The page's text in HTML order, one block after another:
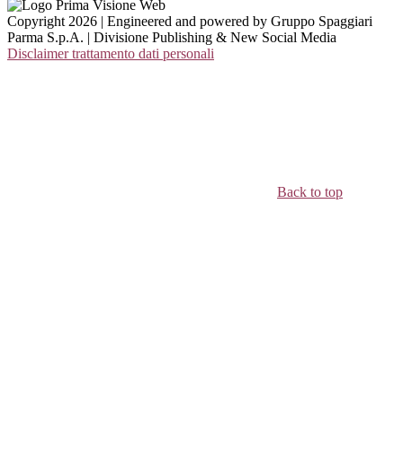
Copyright 2026 | Engineered and powered by Gruppo Spaggiari
Parma S.p.A. | Divisione Publishing & New Social Media
Disclaimer trattamento dati personali
Back to top